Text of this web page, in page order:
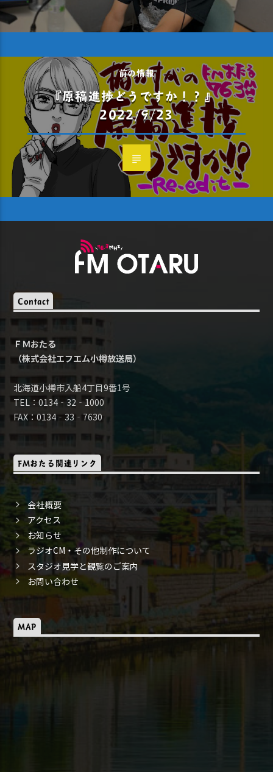
前の情報
『原稿進捗どうですか！？』
2022/9/23
Contact
ＦＭおたる
（株式会社エフエム小樽放送局）
北海道小樽市入船4丁目9番1号
TEL：0134‐32‐1000
FAX：0134‐33‐7630
FMおたる関連リンク
会社概要
アクセス
お知らせ
ラジオCM・その他制作について
スタジオ見学と観覧のご案内
お問い合わせ
MAP